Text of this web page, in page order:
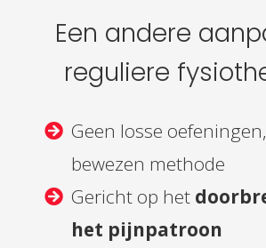
Een andere
reguliere
Geen losse
bewezen methode
Gericht op het
het pijnpatroon